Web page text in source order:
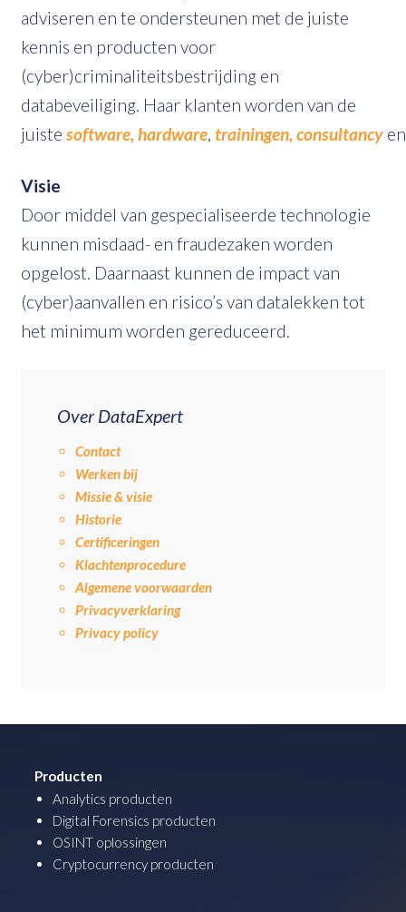
adviseren en te ondersteunen met de juiste
kennis en producten voor
(cyber)criminaliteitsbestrijding en
databeveiliging. Haar klanten worden van de
juiste software,hardware, trainingen,consultancy en
Visie
Door middel van gespecialiseerde technologie
kunnen misdaad- en fraudezaken worden
opgelost. Daarnaast kunnen de impact van
(cyber)aanvallen en risico’s van datalekken tot
het minimum worden gereduceerd.
Over DataExpert
Contact
Werken bij
Missie & visie
Historie
Certificeringen
Klachtenprocedure
Algemene voorwaarden
Privacyverklaring
Privacy policy
Producten
Analytics producten
Digital Forensics producten
OSINT oplossingen
Cryptocurrency producten